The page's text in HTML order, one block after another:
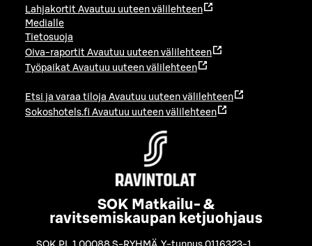
Lahjakortit Avautuu uuteen välilehteen
Medialle
Tietosuoja
Oiva-raportit Avautuu uuteen välilehteen
Työpaikat Avautuu uuteen välilehteen
Etsi ja varaa tiloja Avautuu uuteen välilehteen
Sokoshotels.fi Avautuu uuteen välilehteen
SOK Matkailu- &
ravitsemiskaupan ketjuohjaus